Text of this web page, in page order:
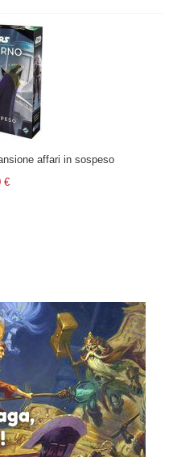
affari in sospeso
€